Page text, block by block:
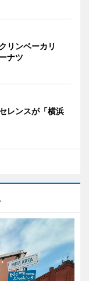
リンベーカリ
ナツ
レンスが「横浜